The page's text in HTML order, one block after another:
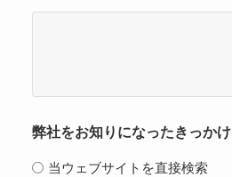
弊社をお知りになったきっかけ
当ウェブサイトを直接検索